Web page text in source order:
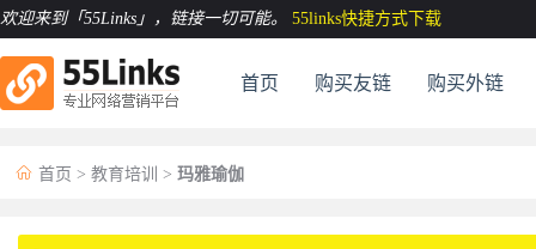
欢迎来到「55Links」 ，链接一切可能。 55links快捷方式下载
首页 购买友链 购买外链
 首页 > 教育培训 > 玛雅瑜伽